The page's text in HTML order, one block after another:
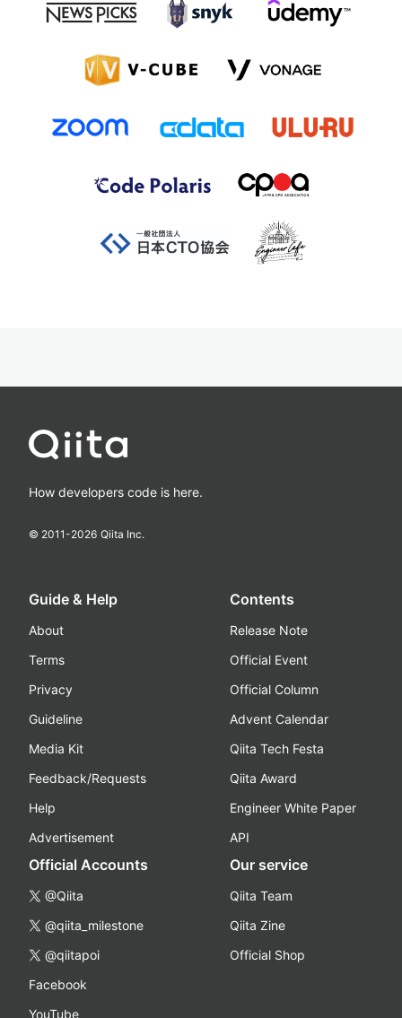
How developers code is here.
© 2011-2026 Qiita Inc.
Guide & Help
About
Terms
Privacy
Guideline
Media Kit
Feedback/Requests
Help
Advertisement
Contents
Release Note
Official Event
Official Column
Advent Calendar
Qiita Tech Festa
Qiita Award
Engineer White Paper
API
Official Accounts
@Qiita
@qiita_milestone
@qiitapoi
Facebook
YouTube
Our service
Qiita Team
Qiita Zine
Official Shop